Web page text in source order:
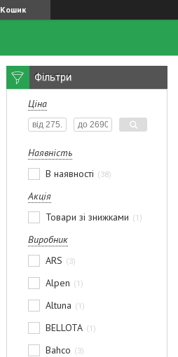
Кошик
Фільтри
Ціна
Наявність
В наявності
38
Акція
Товари зі знижками
1
Виробник
ARS
3
Alpen 1
Altuna 1
BELLOTA 1
Bahco 3